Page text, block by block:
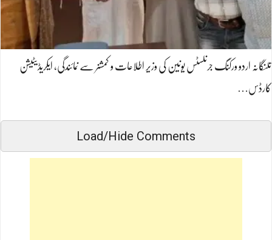
تلنگانہ اردو ورکنگ جرنلسٹس یونین کی وزیر اطلاعات و کمشنر سے نمائندگی، ایکریڈیٹیشن
کارڈس…
Load/Hide Comments